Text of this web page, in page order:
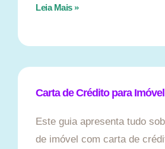
Leia Mais »
Carta de Crédito para Imóvel
Este guia apresenta tudo
de imóvel com carta de